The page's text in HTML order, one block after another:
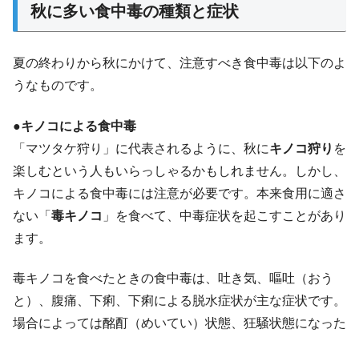
秋に多い食中毒の種類と症状
夏の終わりから秋にかけて、注意すべき食中毒は以下のよ
うなものです。
●キノコによる食中毒
「マツタケ狩り」に代表されるように、秋にキノコ狩り を
楽しむという人もいらっしゃるかもしれません。しかし、
キノコによる食中毒には注意が必要です。本来食用に適さ
ない「 毒キノコ 」を食べて、中毒症状を起こすことがあり
ます。
毒キノコを食べたときの食中毒は、吐き気、嘔吐（おう
と）、腹痛、下痢、下痢による脱水症状が主な症状です。
場合によっては酩酊（めいてい）状態、狂騒状態になった